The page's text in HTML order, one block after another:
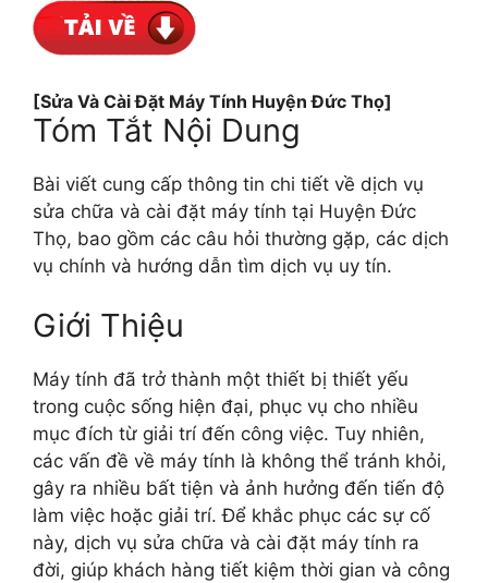
[Sửa Và Cài Đặt Máy Tính Huyện Đức Thọ]
Tóm Tắt Nội Dung
Bài viết cung cấp thông tin chi tiết về dịch vụ
sửa chữa và cài đặt máy tính tại Huyện Đức
Thọ, bao gồm các câu hỏi thường gặp, các dịch
vụ chính và hướng dẫn tìm dịch vụ uy tín.
Giới Thiệu
Máy tính đã trở thành một thiết bị thiết yếu
trong cuộc sống hiện đại, phục vụ cho nhiều
mục đích từ giải trí đến công việc. Tuy nhiên,
các vấn đề về máy tính là không thể tránh khỏi,
gây ra nhiều bất tiện và ảnh hưởng đến tiến độ
làm việc hoặc giải trí. Để khắc phục các sự cố
này, dịch vụ sửa chữa và cài đặt máy tính ra
đời, giúp khách hàng tiết kiệm thời gian và công